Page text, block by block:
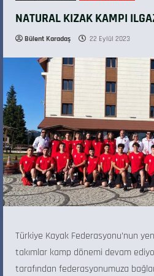
NATURAL KIZAK KAMPI
Bülent Karadaş 22 Eylül 2023
Türkiye Kayak Federasyonu’nun
takımlar kamp dönemi devam
tarafından federasyonumuza